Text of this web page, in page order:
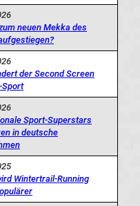
neuen Mekka des
der Second Screen
Sport
Sport-Superstars
in deutsche
Wintertrail-Running